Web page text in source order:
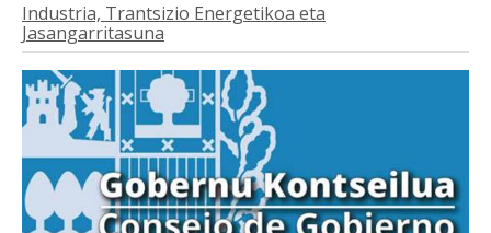
Industria, Trantsizio Energetikoa eta
Jasangarritasuna